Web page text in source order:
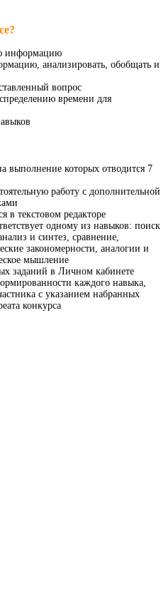
информацию
анализировать, обобщать и
вопрос
времени для
выполнение которых отводится 7
работу с дополнительной
в текстовом редакторе
одному из навыков: поиск
и синтез, сравнение,
закономерности, аналогии и
мышление
заданий в Личном кабинете
каждого навыка,
с указанием набранных
конкурса